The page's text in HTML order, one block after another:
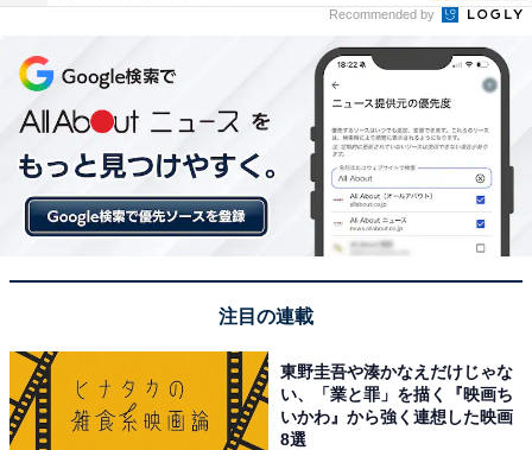
Recommended by
注目の連載
東野圭吾や湊かなえだけじゃな
い、「業と罪」を描く『映画ち
いかわ』から強く連想した映画
8選